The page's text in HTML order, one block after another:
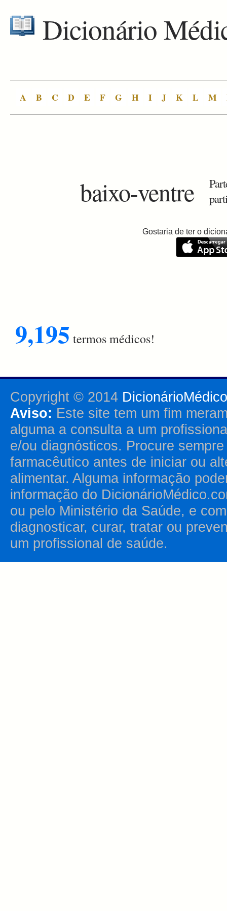
Dicionário
A B C D E F G H I J K L M
baixo-ventre
Gostaria de ter o
9,195 termos médicos!
Copyright © 2014
Aviso: Este site tem um fim
alguma a consulta a um
e/ou diagnósticos. Procure
farmacêutico antes de iniciar ou
alimentar. Alguma informação
informação do
ou pelo Ministério da Saúde, e
diagnosticar, curar, tratar ou
um profissional de saúde.